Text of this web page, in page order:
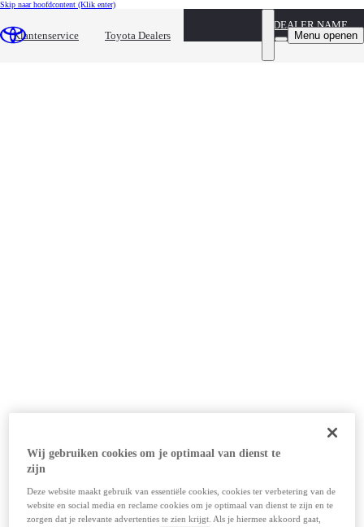
Skip naar hoofdcontent (Klik enter)
Klantenservice Toyota Dealers
DEALER NAME
Menu openen
Wij gebruiken cookies om je optimaal van dienst te
zijn
Deze website maakt gebruik van essentiële cookies, cookies ter verbetering van de
website en social media en reclame cookies om je optimaal van dienst te zijn en te
zorgen dat je relevante advertenties te zien krijgt. Als je hiermee akkoord gaat,